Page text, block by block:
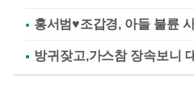
홍서범♥조갑경, 아들 불륜